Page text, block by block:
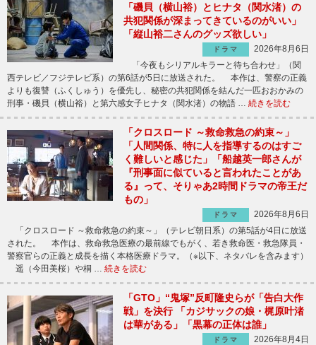
「磯貝（横山裕）とヒナタ（関水渚）の
共犯関係が深まってきているのがいい」
「縦山裕二さんのグッズ欲しい」
ドラマ
2026年8月6日
「今夜もシリアルキラーと待ち合わせ」（関
西テレビ／フジテレビ系）の第6話が5日に放送された。 本作は、警察の正義
よりも復讐（ふくしゅう）を優先し、秘密の共犯関係を結んだ一匹おおかみの
刑事・磯貝（横山裕）と第六感女子ヒナタ（関水渚）の物語 … 続きを読む
「クロスロード ～救命救急の約束～」
「人間関係、特に人を指導するのはすご
く難しいと感じた」「船越英一郎さんが
『刑事面に似ていると言われたことがあ
る』って、そりゃあ2時間ドラマの帝王だ
もの」
ドラマ
2026年8月6日
「クロスロード ～救命救急の約束～」（テレビ朝日系）の第5話が4日に放送
された。 本作は、救命救急医療の最前線でもがく、若き救命医・救急隊員・
警察官らの正義と成長を描く本格医療ドラマ。（※以下、ネタバレを含みます）
遥（今田美桜）や桐 … 続きを読む
「GTO」“鬼塚”反町隆史らが「告白大作
戦」を決行 「カジサックの娘・梶原叶渚
は華がある」「黒幕の正体は誰」
ドラマ
2026年8月4日